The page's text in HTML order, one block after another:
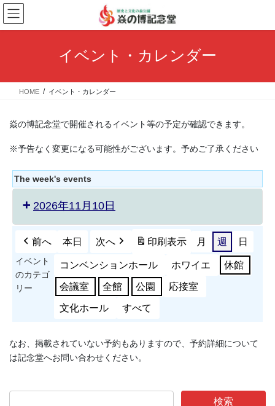
コ
ン
テ
ス
ナ
ビ
ゲ
ン
イベント・カレンダー
HOME イベント・カレンダー
焱の博記念堂で開催されるイベント等の予定が確認できます。
※予告なく変更になる可能性がございます。予めご了承ください
The week's events
2026年11月10日
前へ 本日 次へ 印刷表示 月 週 日
イベント
のカテゴ
リー
コンベンションホール ホワイエ 休館
会議室 全館 公園 応接室
文化ホール すべて
なお、掲載されていない予約もありますので、予約詳細について
は記念堂へお問い合わせください。